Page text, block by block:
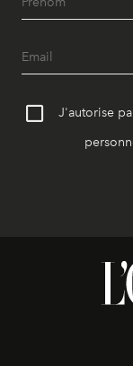
J'autorise